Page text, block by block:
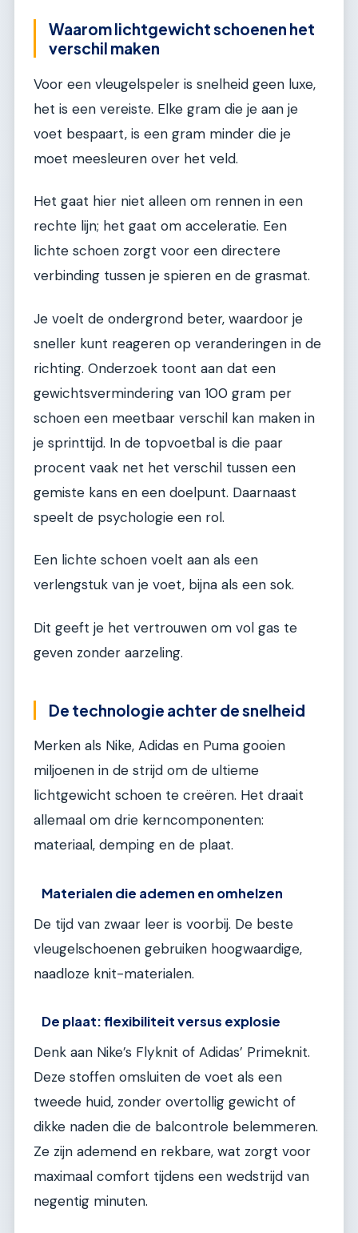
Waarom lichtgewicht schoenen het
verschil maken
Voor een vleugelspeler is snelheid geen luxe,
het is een vereiste. Elke gram die je aan je
voet bespaart, is een gram minder die je
moet meesleuren over het veld.
Het gaat hier niet alleen om rennen in een
rechte lijn; het gaat om acceleratie. Een
lichte schoen zorgt voor een directere
verbinding tussen je spieren en de grasmat.
Je voelt de ondergrond beter, waardoor je
sneller kunt reageren op veranderingen in de
richting. Onderzoek toont aan dat een
gewichtsvermindering van 100 gram per
schoen een meetbaar verschil kan maken in
je sprinttijd. In de topvoetbal is die paar
procent vaak net het verschil tussen een
gemiste kans en een doelpunt. Daarnaast
speelt de psychologie een rol.
Een lichte schoen voelt aan als een
verlengstuk van je voet, bijna als een sok.
Dit geeft je het vertrouwen om vol gas te
geven zonder aarzeling.
De technologie achter de snelheid
Merken als Nike, Adidas en Puma gooien
miljoenen in de strijd om de ultieme
lichtgewicht schoen te creëren. Het draait
allemaal om drie kerncomponenten:
materiaal, demping en de plaat.
Materialen die ademen en omhelzen
De tijd van zwaar leer is voorbij. De beste
vleugelschoenen gebruiken hoogwaardige,
naadloze knit-materialen.
De plaat: flexibiliteit versus explosie
Denk aan Nike’s Flyknit of Adidas’ Primeknit.
Deze stoffen omsluiten de voet als een
tweede huid, zonder overtollig gewicht of
dikke naden die de balcontrole belemmeren.
Ze zijn ademend en rekbare, wat zorgt voor
maximaal comfort tijdens een wedstrijd van
negentig minuten.